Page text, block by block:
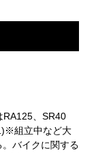
RA125、SR40
組立中など大
バイクに関する